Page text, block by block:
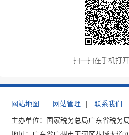
扫一扫在手机打
网站地图 网站管理 联系我们
主办单位：国家税务总局广东省税务局